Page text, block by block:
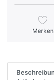
Merken